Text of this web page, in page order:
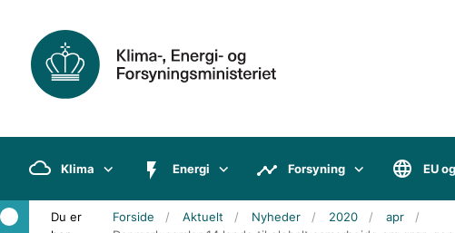
Klima Energi Forsyning EU
Du er
Forside Aktuelt Nyheder 2020
apr